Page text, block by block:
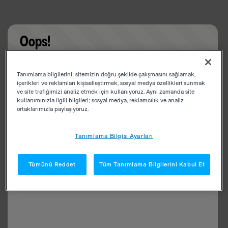
Oops!
app
Tanımlama bilgilerini; sitemizin doğru şekilde çalışmasını sağlamak,
içerikleri ve reklamları kişiselleştirmek, sosyal medya özellikleri sunmak
ve site trafiğimizi analiz etmek için kullanıyoruz. Aynı zamanda site
kullanımınızla ilgili bilgileri; sosyal medya, reklamcılık ve analiz
ortaklarımızla paylaşıyoruz.
Tanımlama Bilgisi Ayarları
Tümünü Reddet Tüm Tanımlama Bilgilerini Kabul Et